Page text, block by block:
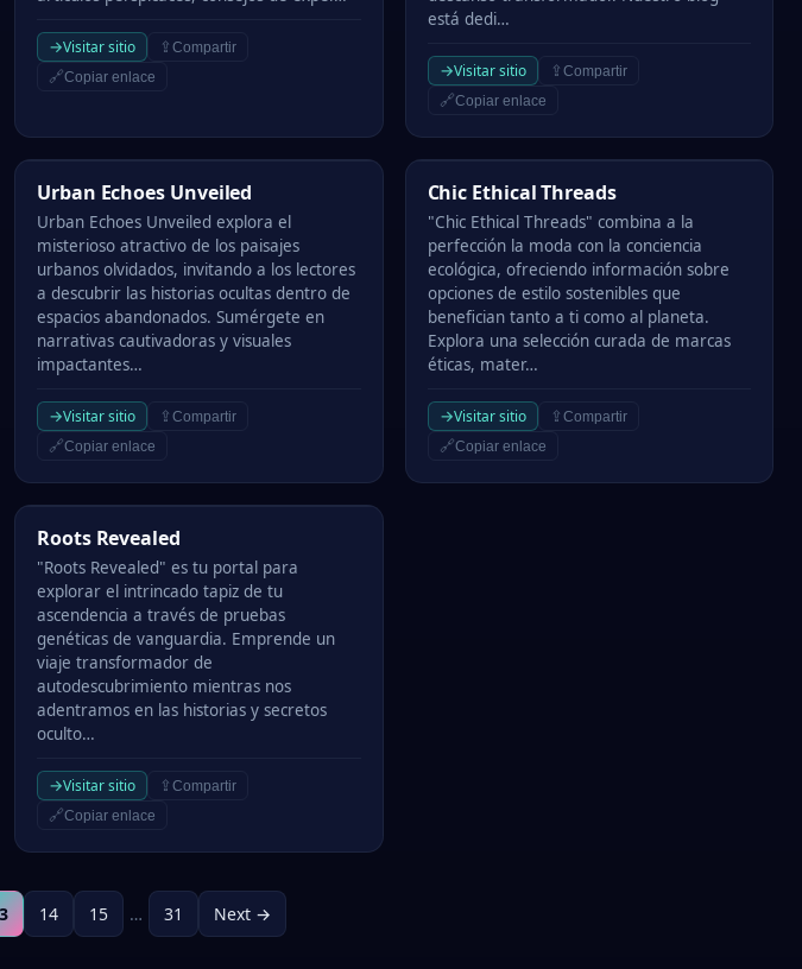
→Visitar sitio ⇪ Compartir
🔗Copiar enlace
está dedi…
→Visitar sitio ⇪ Compartir
🔗Copiar enlace
Urban Echoes Unveiled
Urban Echoes Unveiled
Urban Echoes Unveiled explora el
misterioso atractivo de los paisajes
urbanos olvidados, invitando a los lectores
a descubrir las historias ocultas dentro de
espacios abandonados. Sumérgete en
narrativas cautivadoras y visuales
impactantes…
→Visitar sitio ⇪ Compartir
🔗Copiar enlace
Chic Ethical Threads
Chic Ethical Threads
"Chic Ethical Threads" combina a la
perfección la moda con la conciencia
ecológica, ofreciendo información sobre
opciones de estilo sostenibles que
benefician tanto a ti como al planeta.
Explora una selección curada de marcas
éticas, mater…
→Visitar sitio ⇪ Compartir
🔗Copiar enlace
Roots Revealed
Roots Revealed
"Roots Revealed" es tu portal para
explorar el intrincado tapiz de tu
ascendencia a través de pruebas
genéticas de vanguardia. Emprende un
viaje transformador de
autodescubrimiento mientras nos
adentramos en las historias y secretos
oculto…
→Visitar sitio ⇪ Compartir
🔗Copiar enlace
14 15 … 31 Next →